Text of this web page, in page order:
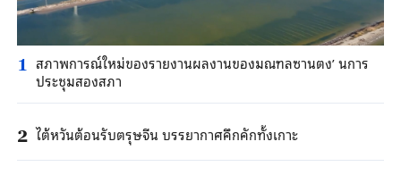
1 สภาพการณ์ใหม่ของรายงานผลงานของมณฑลซานตง’ นการ
ประชุมสองสภา
2 ไต้หวันต้อนรับตรุษจีน บรรยากาศคึกคักทั้งเกาะ